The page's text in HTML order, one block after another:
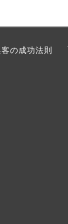
の成功法則